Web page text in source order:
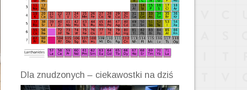
Dla znudzonych – ciekawostki na dziś